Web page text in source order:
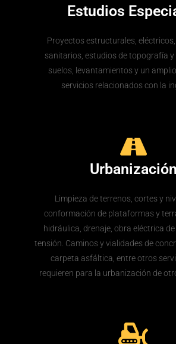
Estudios
Proyectos estructurales,
sanitarios, estudios de topografía y
suelos, levantamientos y un
servicios relacionados con la
Urbanización
Limpieza de terrenos, cortes y
conformación de plataformas y
hidráulica, drenaje, obra eléctrica
tensión. Caminos y vialidades de
carpeta asfáltica, entre otros
requieren para la urbanización de